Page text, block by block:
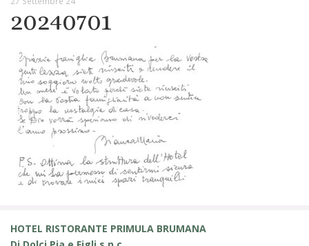
20240701
HOTEL RISTORANTE PRIMULA BRUMANA